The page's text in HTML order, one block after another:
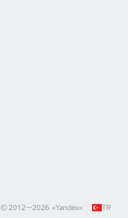
© 2012—2026 «Yandex» TR